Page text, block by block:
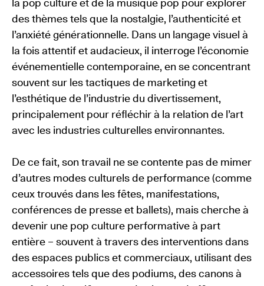
des thèmes tels que la nostalgie, l’authenticité et
l’anxiété générationnelle. Dans un langage visuel à
la fois attentif et audacieux, il interroge l’économie
événementielle contemporaine, en se concentrant
souvent sur les tactiques de marketing et
l’esthétique de l’industrie du divertissement,
principalement pour réfléchir à la relation de l’art
avec les industries culturelles environnantes.
De ce fait, son travail ne se contente pas de mimer
d’autres modes culturels de performance (comme
ceux trouvés dans les fêtes, manifestations,
conférences de presse et ballets), mais cherche à
devenir une pop culture performative à part
entière – souvent à travers des interventions dans
des espaces publics et commerciaux, utilisant des
accessoires tels que des podiums, des canons à